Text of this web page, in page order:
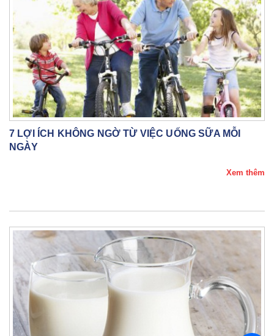
7 LỢI ÍCH KHÔNG NGỜ TỪ VIỆC UỐNG SỮA MỖI
NGÀY
Xem thêm